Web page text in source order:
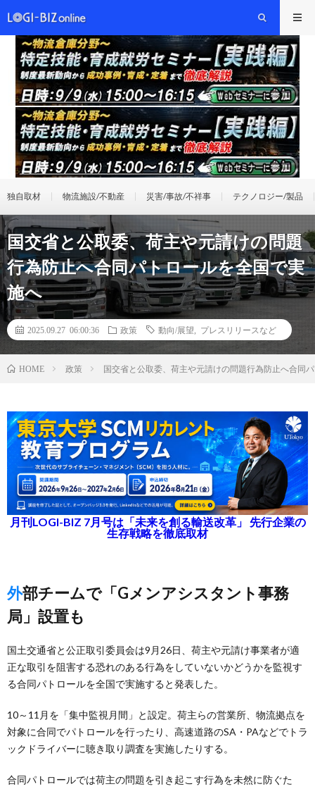
独自取材 物流施設/不動産 災害/事故/不祥事 テクノロジー/製品
国交省と公取委、荷主や元請けの問題
行為防止へ合同パトロールを全国で実
施へ
2025.09.27 06:00:36 政策 動向/展望 プレスリリースなど
HOME 政策 国交省と公取委、荷主や元請けの問題行為防止へ合同
月刊LOGI-BIZ 7月号は「未来を創る輸送改革」 先行企業の
生存戦略を徹底取材
外部チームで「Gメンアシスタント事務
局」設置も
国土交通省と公正取引委員会は9月26日、荷主や元請け事業者が適
正な取引を阻害する恐れのある行為をしていないかどうかを監視す
る合同パトロールを全国で実施すると発表した。
10～11月を「集中監視月間」と設定。荷主らの営業所、物流拠点を
対象に合同でパトロールを行ったり、高速道路のSA・PAなどでトラ
ックドライバーに聴き取り調査を実施したりする。
合同パトロールでは荷主の問題を引き起こす行為を未然に防ぐた